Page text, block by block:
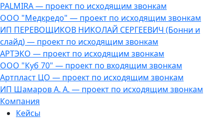
PALMIRA — проект по исходящим звонкам
ООО "Медкредо" — проект по исходящим звонкам
ИП ПЕРЕВОЩИКОВ НИКОЛАЙ СЕРГЕЕВИЧ (Бонни и
слайд) — проект по исходящим звонкам
АРТЭКО — проект по исходящим звонкам
ООО "Куб 70" — проект по входящим звонкам
Артпласт ЦО — проект по исходящим звонкам
ИП Шамаров А. А. — проект по исходящим звонкам
Компания
Кейсы